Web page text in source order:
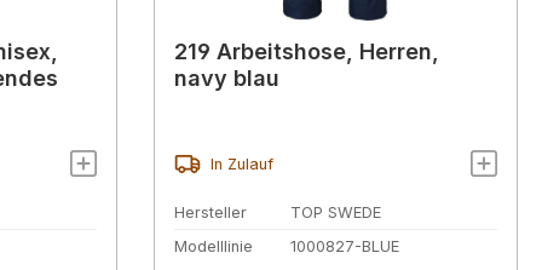
219 Arbeitshose, Herren,
navy blau
In Zulauf
Hersteller
TOP SWEDE
Modelllinie
1000827-BLUE